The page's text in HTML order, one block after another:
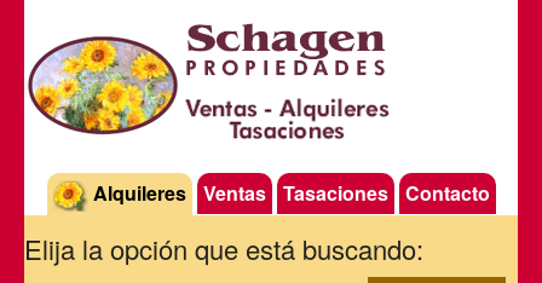
Alquileres Ventas Tasaciones Contacto
Elija la opción que está buscando: